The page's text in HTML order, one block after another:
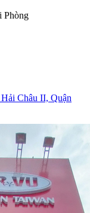
Phòng
Châu II, Quận